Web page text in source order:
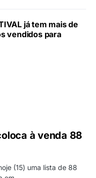
já tem mais de
vendidos para
à venda 88
(15) uma lista de 88